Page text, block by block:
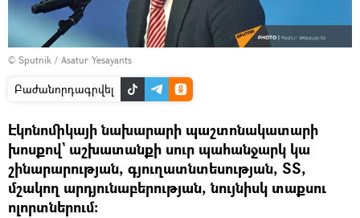
© Sputnik / Asatur Yesayants
Բաժանորդագրվել
Էկոնոմիկայի նախարարի պաշտոնակատարի
խոսքով` աշխատանքի սուր պահանջարկ կա
շինարարության, գյուղատնտեսության, ՏՏ,
մշակող արդյունաբերության, նույնիսկ տաքսու
ոլորտներում։